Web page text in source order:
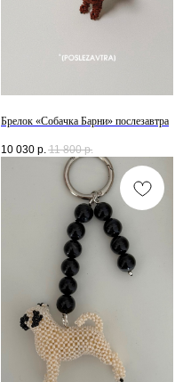
Брелок «Собачка Барни» послезавтра
10 030 р. 11 800 р.